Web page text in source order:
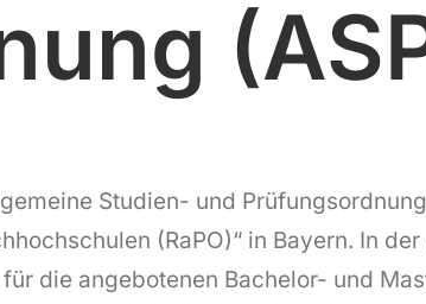
Studien- und
(RaPO)“ in Bayern. In
die angebotenen Bachelor- und